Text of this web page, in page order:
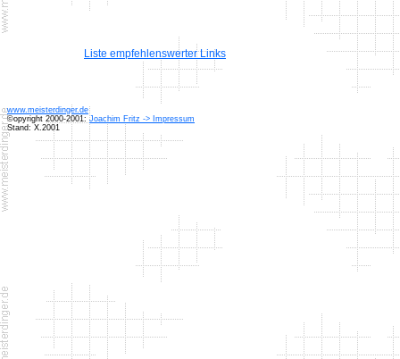
Liste empfehlenswerter Links
www.meisterdinger.de
©opyright 2000-2001: Joachim Fritz -> Impressum
Stand: X.2001